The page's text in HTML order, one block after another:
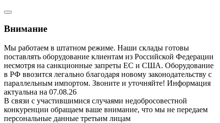
Внимание
Мы работаем в штатном режиме. Наши склады готовы
поставлять оборудование клиентам из Российской Федерации
несмотря на санкционные запреты ЕС и США. Оборудование
в РФ ввозится легально благодаря новому законодательству с
параллельным импортом. Звоните и уточняйте! Информация
актуальна на 07.08.26
В связи с участившимися случаями недобросовестной
конкуренции обращаем ваше внимание, что мы не передаем
персональные данные третьим лицам